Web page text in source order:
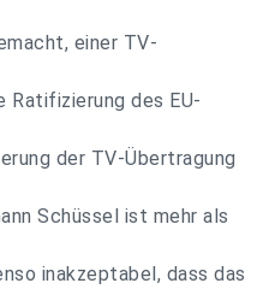
einer TV-
Ratifizierung des EU-
der TV-Übertragung
Schüssel ist mehr als
inakzeptabel, dass das